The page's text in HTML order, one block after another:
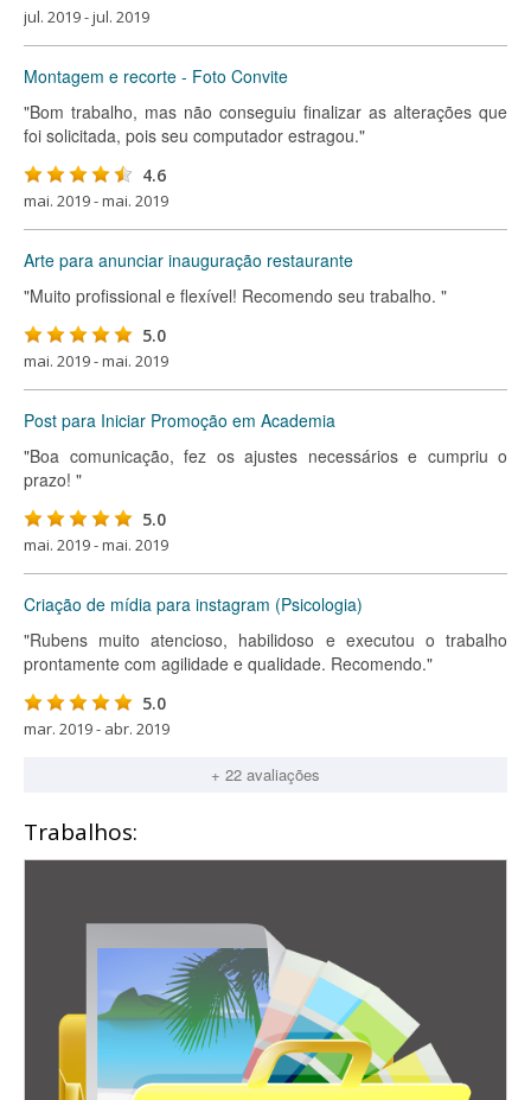
jul. 2019 - jul. 2019
Montagem e recorte - Foto Convite
"Bom trabalho, mas não conseguiu finalizar as alterações que
foi solicitada, pois seu computador estragou."
4.6
mai. 2019 - mai. 2019
Arte para anunciar inauguração restaurante
"Muito profissional e flexível! Recomendo seu trabalho. "
5.0
mai. 2019 - mai. 2019
Post para Iniciar Promoção em Academia
"Boa comunicação, fez os ajustes necessários e cumpriu o
prazo! "
5.0
mai. 2019 - mai. 2019
Criação de mídia para instagram (Psicologia)
"Rubens muito atencioso, habilidoso e executou o trabalho
prontamente com agilidade e qualidade. Recomendo."
5.0
mar. 2019 - abr. 2019
+ 22 avaliações
Trabalhos: